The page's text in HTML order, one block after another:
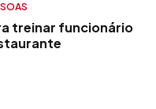
treinar funcionário